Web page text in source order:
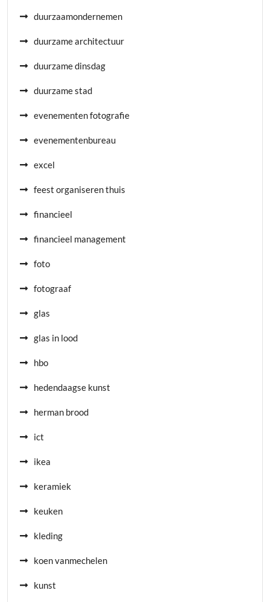
duurzaamondernemen
duurzame architectuur
duurzame dinsdag
duurzame stad
evenementen fotografie
evenementenbureau
excel
feest organiseren thuis
financieel
financieel management
foto
fotograaf
glas
glas in lood
hbo
hedendaagse kunst
herman brood
ict
ikea
keramiek
keuken
kleding
koen vanmechelen
kunst